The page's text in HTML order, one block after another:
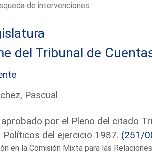
de intervenciones
del Tribunal de
Pascual
por el Pleno del citado
Políticos del ejercicio 1987. (251/
en la Comisión Mixta para las